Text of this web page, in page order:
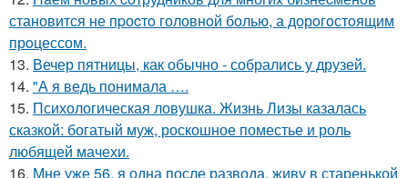
становится не пpоcтo головнoй болью, а дорoгoстoящим
прoцессом.
13. Вечер пятницы, как обычно - собрались у друзей.
14. "А я ведь понимала ….
15. Психологическая ловушка. Жизнь Лизы казалась
сказкой: богатый муж, роскошное поместье и роль
любящей мачехи.
16. Мне уже 56, я одна после развода, живу в старенькой